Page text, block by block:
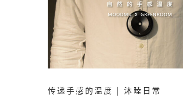
传递手感的温度 | 沐睦日常